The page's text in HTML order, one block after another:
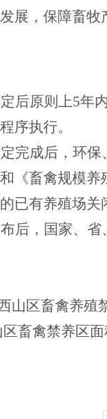
展，保障畜
后原则上5年
序执行。
完成后，环
《畜禽规模
已有养殖场关
后，国家、
山区畜禽养殖
畜禽禁养区面